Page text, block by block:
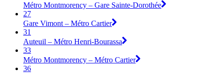
Métro Montmorency – Gare Sainte-Dorothée
27
Gare Vimont – Métro Cartier
31
Auteuil – Métro Henri-Bourassa
33
Métro Montmorency – Métro Cartier
36